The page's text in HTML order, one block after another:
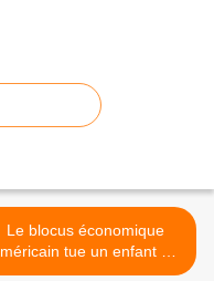
Le blocus économique
tue un enfant au
Venezuela >